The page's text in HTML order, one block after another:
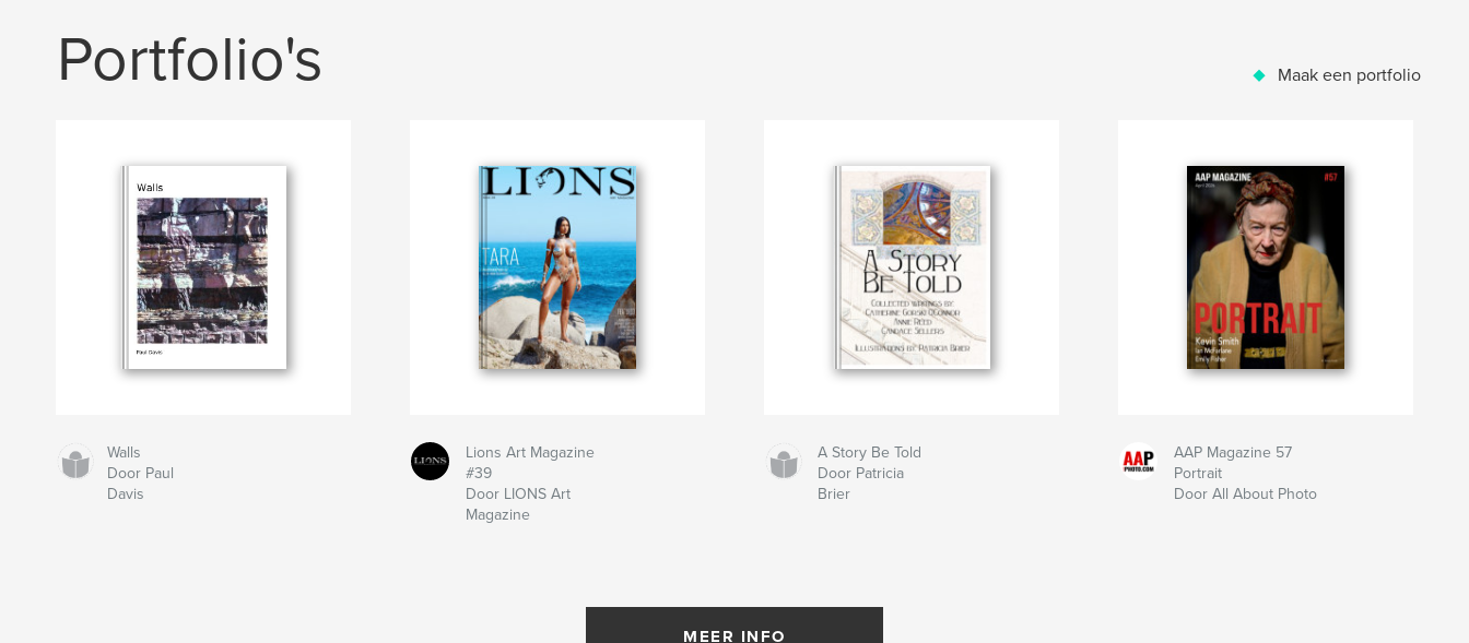
Portfolio's Maak een portfolio
Walls
Door Paul
Davis
Lions Art Magazine
#39
Door LIONS Art
Magazine
A Story Be Told
Door Patricia
Brier
AAP Magazine 57
Portrait
Door All About Photo
MEER INFO